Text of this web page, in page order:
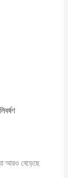
আরও বেড়েছে